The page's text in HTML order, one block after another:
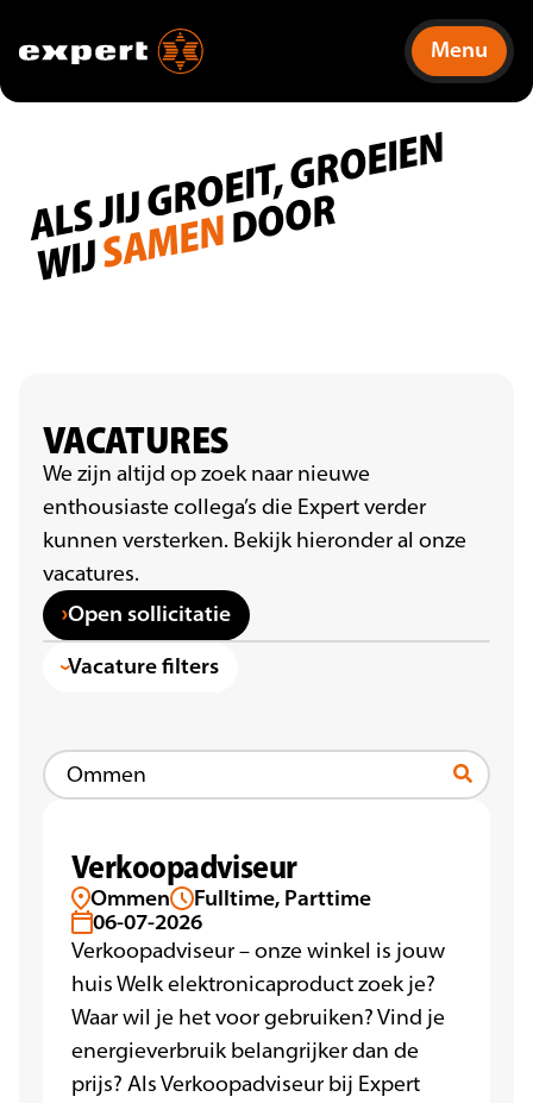
Menu
A
L
S
JI
J
G
R
O
EI
T,
G
R
O
EI
E
N
WI
JSAMENDOOR
VACATURES
We zijn altijd op zoek naar nieuwe
enthousiaste collega’s die Expert verder
kunnen versterken. Bekijk hieronder al onze
vacatures.
Open sollicitatie
Vacature filters
Verkoopadviseur
Ommen
Fulltime, Parttime
06-07-2026
Verkoopadviseur – onze winkel is jouw
huis Welk elektronicaproduct zoek je?
Waar wil je het voor gebruiken? Vind je
energieverbruik belangrijker dan de
prijs? Als Verkoopadviseur bij Expert